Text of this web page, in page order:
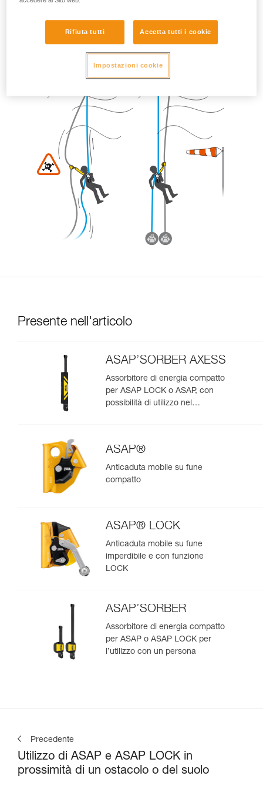
dei rischi specifici per la situazione.
Presente nell'articolo
ASAP’SORBER AXESS
Assorbitore di energia compatto
per ASAP LOCK o ASAP, con
possibilità di utilizzo nel
ASAP®
Anticaduta mobile su fune
compatto
ASAP® LOCK
Anticaduta mobile su fune
imperdibile e con funzione
LOCK
ASAP’SORBER
Assorbitore di energia compatto
per ASAP o ASAP LOCK per
l’utilizzo con un persona
Precedente
Utilizzo di ASAP e ASAP LOCK in
prossimità di un ostacolo o del suolo
Rifiuta tutti Accetta tutti i cookie
Impostazioni cookie